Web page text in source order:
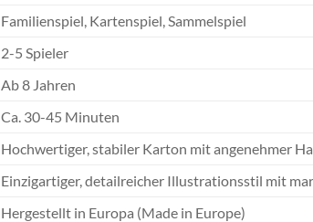
Familienspiel, Kartenspiel, Sammelspiel
2-5 Spieler
Ab 8 Jahren
Ca. 30-45 Minuten
Hochwertiger, stabiler Karton mit angenehmer
Einzigartiger, detailreicher Illustrationsstil mit
Hergestellt in Europa (Made in Europe)